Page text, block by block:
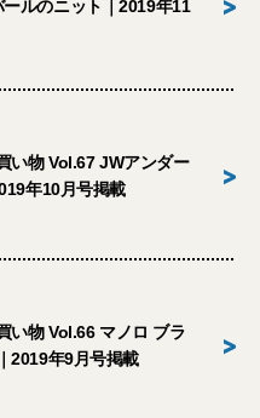
ルのニット｜2019年11
い物 Vol.67 JWアンダー
年10月号掲載
>
い物 Vol.66 マノロ ブラ
2019年9月号掲載
>